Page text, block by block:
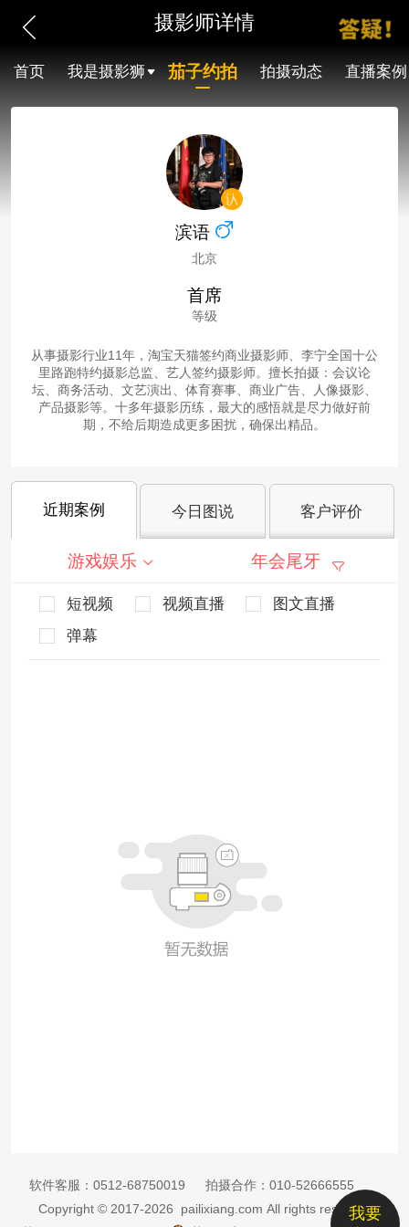
摄影师详情
首页 我是摄影狮 茄子约拍 拍摄动态 直播案例
滨语
北京
首席
等级
从事摄影行业11年，淘宝天猫签约商业摄影师、李宁全国十公
里路跑特约摄影总监、艺人签约摄影师。擅长拍摄：会议论
坛、商务活动、文艺演出、体育赛事、商业广告、人像摄影、
产品摄影等。十多年摄影历练，最大的感悟就是尽力做好前
期，不给后期造成更多困扰，确保出精品。
近期案例 今日图说 客户评价
游戏娱乐 年会尾牙
短视频 视频直播
图文直播
弹幕
我要
软件客服： 0512-68750019 拍摄合作： 010-52666555
Copyright © 2017-2026 pailixiang.com All rights reserved